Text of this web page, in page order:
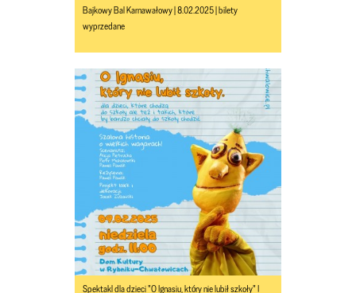
Bajkowy Bal Karnawałowy | 8.02.2025 | bilety
wyprzedane
Spektakl dla dzieci "O Ignasiu, który nie lubił szkoły" I